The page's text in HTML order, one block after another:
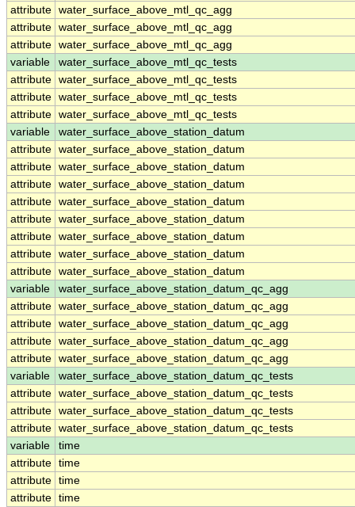
attribute water_surface_above_mtl_qc_agg
attribute water_surface_above_mtl_qc_agg
attribute water_surface_above_mtl_qc_agg
variable
water_surface_above_mtl_qc_tests
attribute water_surface_above_mtl_qc_tests
attribute water_surface_above_mtl_qc_tests
attribute water_surface_above_mtl_qc_tests
variable
water_surface_above_station_datum
attribute water_surface_above_station_datum
attribute water_surface_above_station_datum
attribute water_surface_above_station_datum
attribute water_surface_above_station_datum
attribute water_surface_above_station_datum
attribute water_surface_above_station_datum
attribute water_surface_above_station_datum
attribute water_surface_above_station_datum
variable
water_surface_above_station_datum_qc_agg
attribute water_surface_above_station_datum_qc_agg
attribute water_surface_above_station_datum_qc_agg
attribute water_surface_above_station_datum_qc_agg
attribute water_surface_above_station_datum_qc_agg
variable
water_surface_above_station_datum_qc_tests
attribute water_surface_above_station_datum_qc_tests
attribute water_surface_above_station_datum_qc_tests
attribute water_surface_above_station_datum_qc_tests
variable
time
attribute time
attribute time
attribute time